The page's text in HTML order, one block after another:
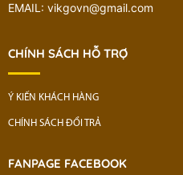
EMAIL: vikgovn@gmail.com
CHÍNH SÁCH HỖ TRỢ
Ý KIẾN KHÁCH HÀNG
CHÍNH SÁCH ĐỔI TRẢ
FANPAGE FACEBOOK